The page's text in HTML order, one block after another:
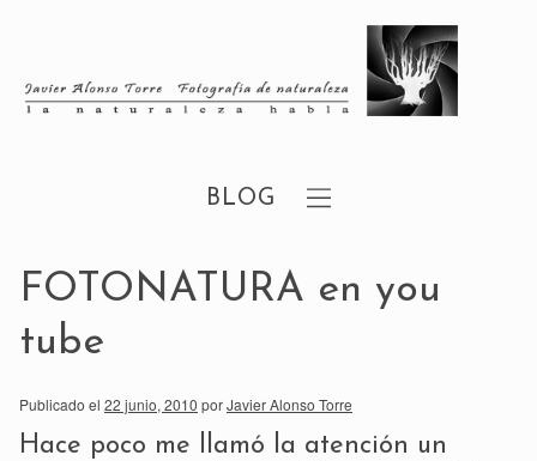
BLOG
FOTONATURA en you
tube
Publicado el 22 junio, 2010 porJavier Alonso Torre
Hace poco me llamó la atención un